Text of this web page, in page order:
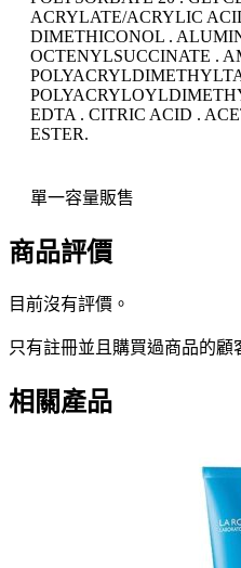
ACRYLATE/ACRYLIC
DIMETHICONOL .
OCTENYLSUCCINATE .
EDTA . CITRIC ACID .
ESTER.
單一容量販售
商品評價
目前沒有評價。
只有註冊並且購買過商品的顧
相關產品